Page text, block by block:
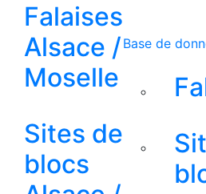
Falaises
Alsace /
Moselle
Sites de
blocs
Base de